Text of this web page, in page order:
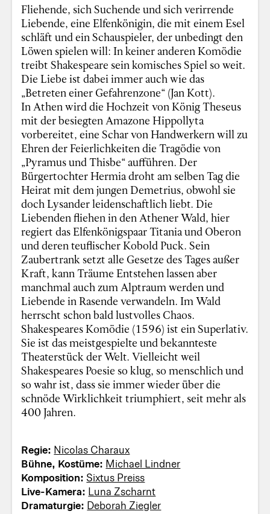
Fliehende, sich Suchende und sich verirrende
Liebende, eine Elfenkönigin, die mit einem Esel
schläft und ein Schauspieler, der unbedingt den
Löwen spielen will: In keiner anderen Komödie
treibt Shakespeare sein komisches Spiel so weit.
Die Liebe ist dabei immer auch wie das
„Betreten einer Gefahrenzone“ (Jan Kott).
In Athen wird die Hochzeit von König Theseus
mit der besiegten Amazone Hippollyta
vorbereitet, eine Schar von Handwerkern will zu
Ehren der Feierlichkeiten die Tragödie von
„Pyramus und Thisbe“ aufführen. Der
Bürgertochter Hermia droht am selben Tag die
Heirat mit dem jungen Demetrius, obwohl sie
doch Lysander leidenschaftlich liebt. Die
Liebenden fliehen in den Athener Wald, hier
regiert das Elfenkönigspaar Titania und Oberon
und deren teuflischer Kobold Puck. Sein
Zaubertrank setzt alle Gesetze des Tages außer
Kraft, kann Träume Entstehen lassen aber
manchmal auch zum Alptraum werden und
Liebende in Rasende verwandeln. Im Wald
herrscht schon bald lustvolles Chaos.
Shakespeares Komödie (1596) ist ein Superlativ.
Sie ist das meistgespielte und bekannteste
Theaterstück der Welt. Vielleicht weil
Shakespeares Poesie so klug, so menschlich und
so wahr ist, dass sie immer wieder über die
schnöde Wirklichkeit triumphiert, seit mehr als
400 Jahren.
Regie: Nicolas Charaux
Bühne, Kostüme: Michael Lindner
Komposition: Sixtus Preiss
Live-Kamera: Luna Zscharnt
Dramaturgie: Deborah Ziegler